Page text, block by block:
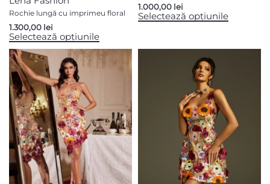
Rochie lungă cu imprimeu floral
1.300,00 lei
Selectează opțiunile
1.000,00 lei
Selectează opțiunile